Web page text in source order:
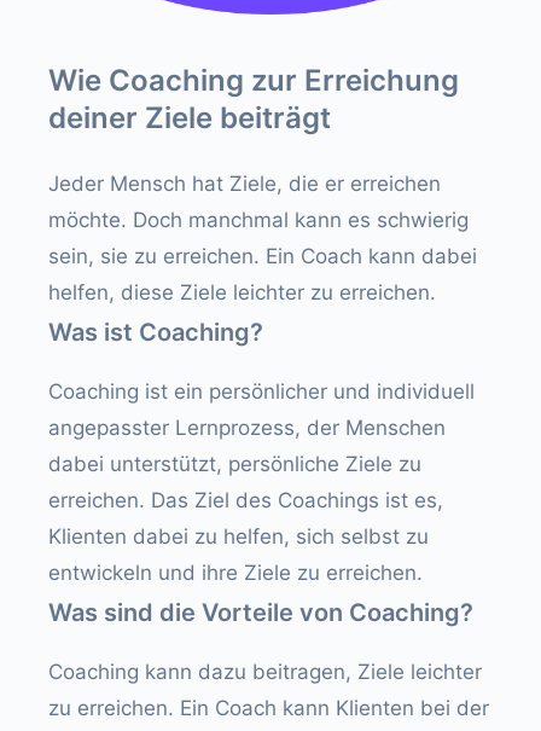
Wie Coaching zur Erreichung
deiner Ziele beiträgt
Jeder Mensch hat Ziele, die er erreichen
möchte. Doch manchmal kann es schwierig
sein, sie zu erreichen. Ein Coach kann dabei
helfen, diese Ziele leichter zu erreichen.
Was ist Coaching?
Coaching ist ein persönlicher und individuell
angepasster Lernprozess, der Menschen
dabei unterstützt, persönliche Ziele zu
erreichen. Das Ziel des Coachings ist es,
Klienten dabei zu helfen, sich selbst zu
entwickeln und ihre Ziele zu erreichen.
Was sind die Vorteile von Coaching?
Coaching kann dazu beitragen, Ziele leichter
zu erreichen. Ein Coach kann Klienten bei der